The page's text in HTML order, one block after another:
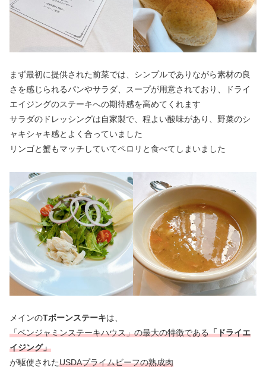
まず最初に提供された前菜では、シンプルでありながら素材の良
さを感じられるパンやサラダ、スープが用意されており、ドライ
エイジングのステーキへの期待感を高めてくれます
サラダのドレッシングは自家製で、程よい酸味があり、野菜のシ
ャキシャキ感とよく合っていました
リンゴと蟹もマッチしていてペロリと食べてしまいました
メインのTボーンステーキは、
「ベンジャミンステーキハウス」の最大の特徴である「ドライエ
イジング」
が駆使されたUSDAプライムビーフの熟成肉